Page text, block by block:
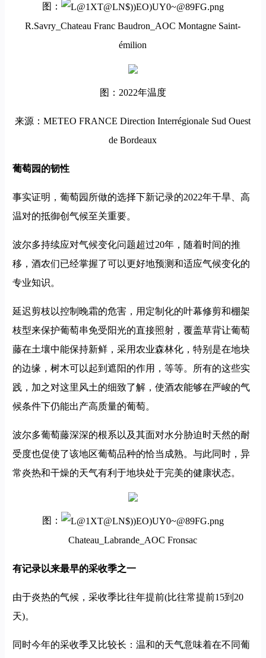
图：
R.Savry_Chateau Franc Baudron_AOC Montagne Saint-
émilion
图：2022年温度
来源：METEO FRANCE Direction Interrégionale Sud Ouest
de Bordeaux
葡萄园的韧性
事实证明，葡萄园所做的选择下新记录的2022年干旱、高
温对的抵御创气候至关重要。
波尔多持续应对气候变化问题超过20年，随着时间的推
移，酒农们已经掌握了可以更好地预测和适应气候变化的
专业知识。
延迟剪枝以控制晚霜的危害，用定制化的叶幕修剪和棚架
枝型来保护葡萄串免受阳光的直接照射，覆盖草背让葡萄
藤在土壤中能保持新鲜，采用农业森林化，特别是在地块
的边缘，树木可以起到遮阳的作用，等等。所有的这些实
践，加之对这里风土的细致了解，使酒农能够在严峻的气
候条件下仍能出产高质量的葡萄。
波尔多葡萄藤深深的根系以及其面对水分胁迫时天然的耐
受度也促使了该地区葡萄品种的恰当成熟。与此同时，异
常炎热和干燥的天气有利于地块处于完美的健康状态。
图：
Chateau_Labrande_AOC Fronsac
有记录以来最早的采收季之一
由于炎热的气候，采收季比往年提前(比往常提前15到20
天)。
同时今年的采收季又比较长：温和的天气意味着在不同葡